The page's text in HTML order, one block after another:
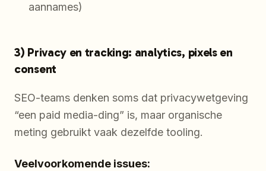
aannames)
3) Privacy en tracking: analytics, pixels en
consent
SEO-teams denken soms dat privacywetgeving
“een paid media-ding” is, maar organische
meting gebruikt vaak dezelfde tooling.
Veelvoorkomende issues: